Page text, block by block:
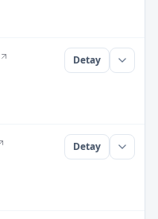
Detay
Detay